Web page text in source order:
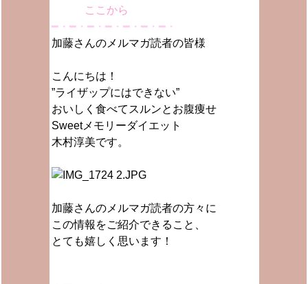
ここから
━・━・━・━・━・━・━・
加藤さんのメルマガ読者の皆様
こんにちは！
”ライザップにはできない”
おいしく食べてスルンとお腹痩せ
Sweetメモリーダイエット
木村淳美です。
加藤さんのメルマガ読者の方々に
この情報をご紹介できること、
とても嬉しく思います！